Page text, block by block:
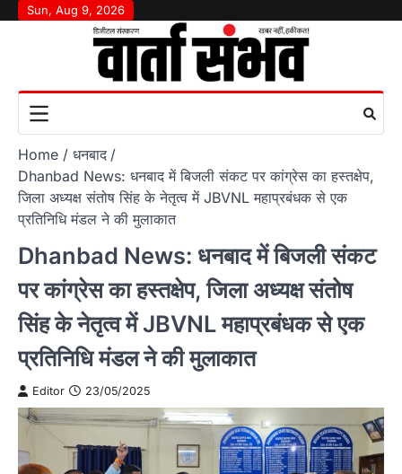
SkipSun, Aug 9, 2026
Home
धनबाद
Dhanbad News: धनबाद में बिजली संकट पर कांग्रेस का हस्तक्षेप,
जिला अध्यक्ष संतोष सिंह के नेतृत्व में JBVNL महाप्रबंधक से एक
प्रतिनिधि मंडल ने की मुलाकात
Dhanbad News: धनबाद में बिजली संकट
पर कांग्रेस का हस्तक्षेप, जिला अध्यक्ष संतोष
सिंह के नेतृत्व में JBVNL महाप्रबंधक से एक
प्रतिनिधि मंडल ने की मुलाकात
Editor 23/05/2025